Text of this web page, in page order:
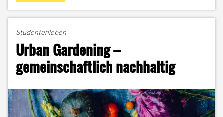
wenigen
einem
nachhaltigerem
Alltag"
Studentenleben
Urban Gardening –
gemeinschaftlich nachhaltig